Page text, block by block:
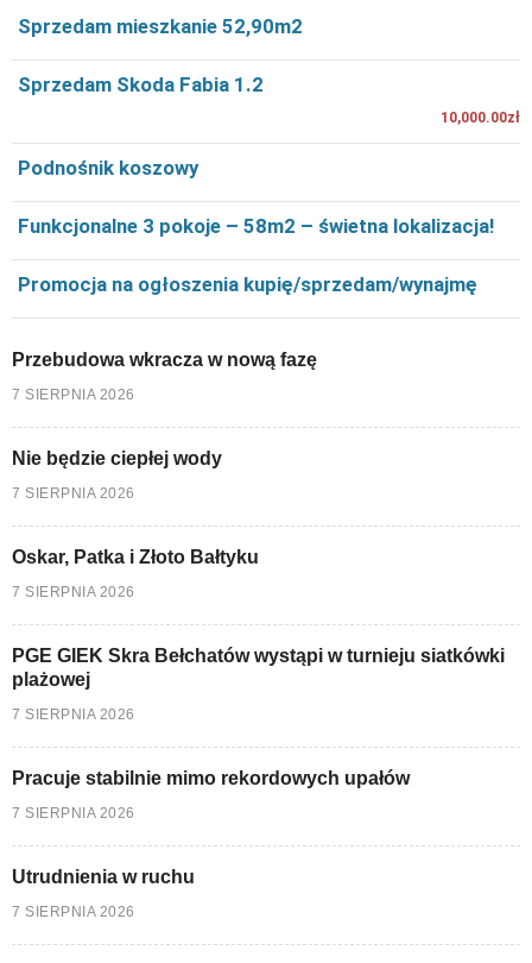
Sprzedam mieszkanie 52,90m2
Sprzedam Skoda Fabia 1.2
10,000.00zł
Podnośnik koszowy
Funkcjonalne 3 pokoje – 58m2 – świetna lokalizacja!
Promocja na ogłoszenia kupię/sprzedam/wynajmę
Przebudowa wkracza w nową fazę
7 SIERPNIA 2026
Nie będzie ciepłej wody
7 SIERPNIA 2026
Oskar, Patka i Złoto Bałtyku
7 SIERPNIA 2026
PGE GIEK Skra Bełchatów wystąpi w turnieju siatkówki
plażowej
7 SIERPNIA 2026
Pracuje stabilnie mimo rekordowych upałów
7 SIERPNIA 2026
Utrudnienia w ruchu
7 SIERPNIA 2026